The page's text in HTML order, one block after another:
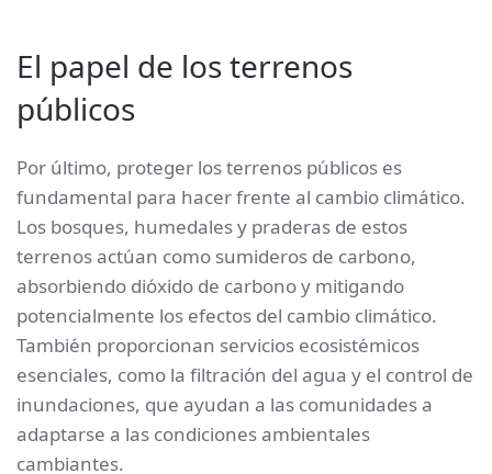
El papel de los terrenos
públicos
Por último, proteger los terrenos públicos es
fundamental para hacer frente al cambio climático.
Los bosques, humedales y praderas de estos
terrenos actúan como sumideros de carbono,
absorbiendo dióxido de carbono y mitigando
potencialmente los efectos del cambio climático.
También proporcionan servicios ecosistémicos
esenciales, como la filtración del agua y el control de
inundaciones, que ayudan a las comunidades a
adaptarse a las condiciones ambientales
cambiantes.